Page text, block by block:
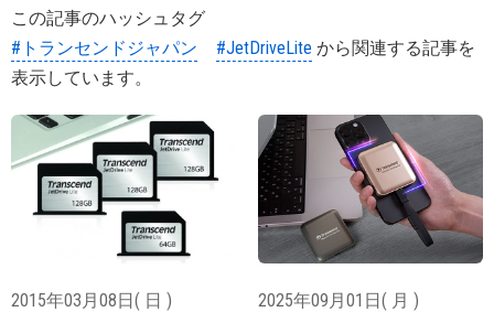
この記事のハッシュタグ
#トランセンドジャパン
#JetDriveLite から関連する記事を
表示しています。
2015年03月08日( 日 ) 2025年09月01日( 月 )